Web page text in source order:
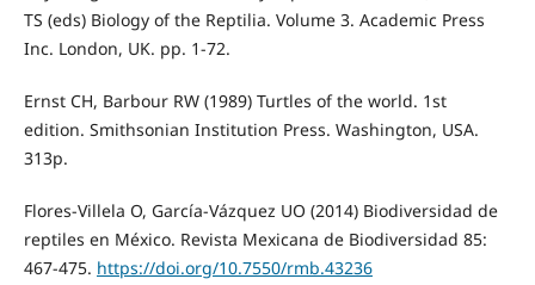
TS (eds) Biology of the Reptilia. Volume 3. Academic Press
Inc. London, UK. pp. 1-72.
Ernst CH, Barbour RW (1989) Turtles of the world. 1st
edition. Smithsonian Institution Press. Washington, USA.
313p.
Flores-Villela O, García-Vázquez UO (2014) Biodiversidad de
reptiles en México. Revista Mexicana de Biodiversidad 85:
467-475. https://doi.org/10.7550/rmb.43236